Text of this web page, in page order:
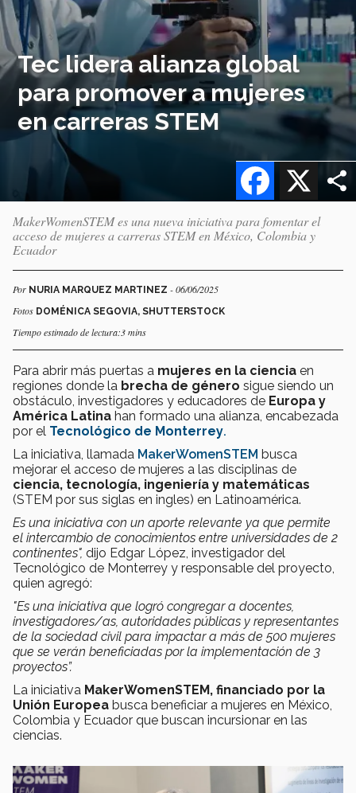
Tec lidera alianza global
para promover a mujeres
en carreras STEM
X
Facebook
MakerWomenSTEM es una nueva iniciativa para fomentar el
acceso de mujeres a carreras STEM en México, Colombia y
Ecuador
Por NURIA MARQUEZ MARTINEZ - 06/06/2025
Fotos DOMÉNICA SEGOVIA, SHUTTERSTOCK
Tiempo estimado de lectura:3 mins
Para abrir más puertas a mujeres en la ciencia en
regiones donde la brecha de género sigue siendo un
obstáculo, investigadores y educadores de Europa y
América Latina han formado una alianza, encabezada
por el Tecnológico de Monterrey.
La iniciativa, llamada MakerWomenSTEM busca
mejorar el acceso de mujeres a las disciplinas de
ciencia, tecnología, ingeniería y matemáticas
(STEM por sus siglas en ingles) en Latinoamérica.
Es una iniciativa con un aporte relevante ya que permite
el intercambio de conocimientos entre universidades de 2
continentes", dijo Edgar López, investigador del
Tecnológico de Monterrey y responsable del proyecto,
quien agregó:
"Es una iniciativa que logró congregar a docentes,
investigadores/as, autoridades públicas y representantes
de la sociedad civil para impactar a más de 500 mujeres
que se verán beneficiadas por la implementación de 3
proyectos”.
La iniciativa MakerWomenSTEM, financiado por la
Unión Europea busca beneficiar a mujeres en México,
Colombia y Ecuador que buscan incursionar en las
ciencias.